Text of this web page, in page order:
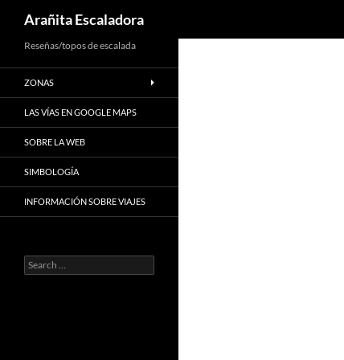
to
content
Arañita Escaladora
Reseñas/topos de escalada
ZONAS
LAS VÍAS EN GOOGLE MAPS
SOBRE LA WEB
SIMBOLOGÍA
INFORMACIÓN SOBRE VIAJES
Search
for: